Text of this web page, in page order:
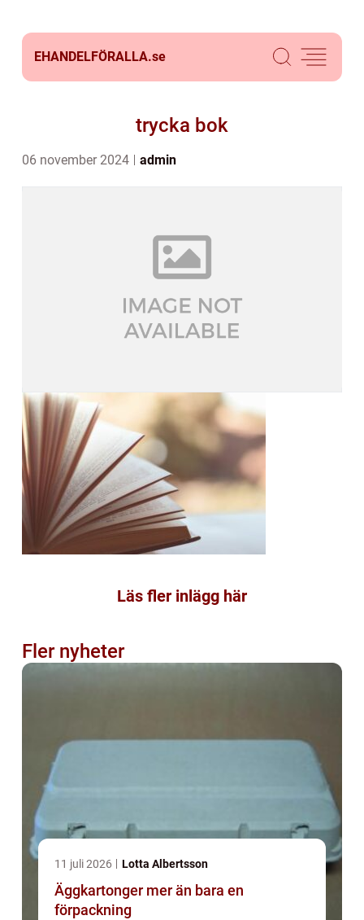
EHANDELFÖRALLA.se
trycka bok
06 november 2024 admin
Läs fler inlägg här
Fler nyheter
11 juli 2026 Lotta Albertsson
Äggkartonger mer än bara en
förpackning